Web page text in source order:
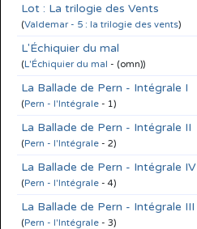
Lot : La trilogie des Vents
(Valdemar - 5 : la trilogie des vents)
L'Échiquier du mal
(L'Échiquier du mal - (omn))
La Ballade de Pern - Intégrale I
(Pern - l'Intégrale - 1)
La Ballade de Pern - Intégrale II
(Pern - l'Intégrale - 2)
La Ballade de Pern - Intégrale IV
(Pern - l'Intégrale - 4)
La Ballade de Pern - Intégrale III
(Pern - l'Intégrale - 3)